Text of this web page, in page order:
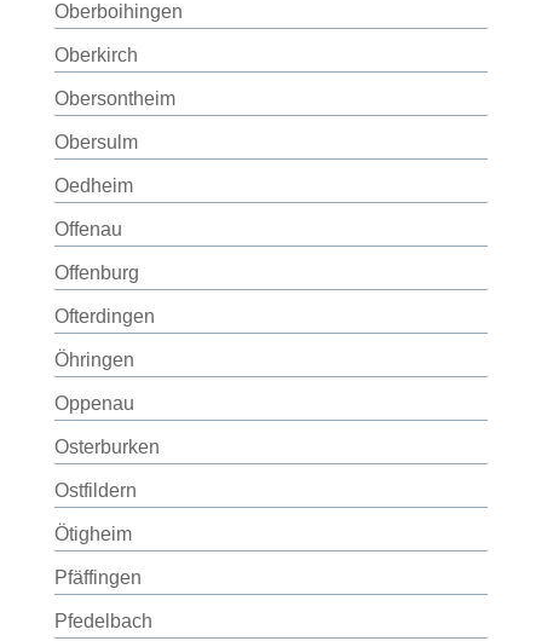
Oberboihingen
Oberkirch
Obersontheim
Obersulm
Oedheim
Offenau
Offenburg
Ofterdingen
Öhringen
Oppenau
Osterburken
Ostfildern
Ötigheim
Pfäffingen
Pfedelbach